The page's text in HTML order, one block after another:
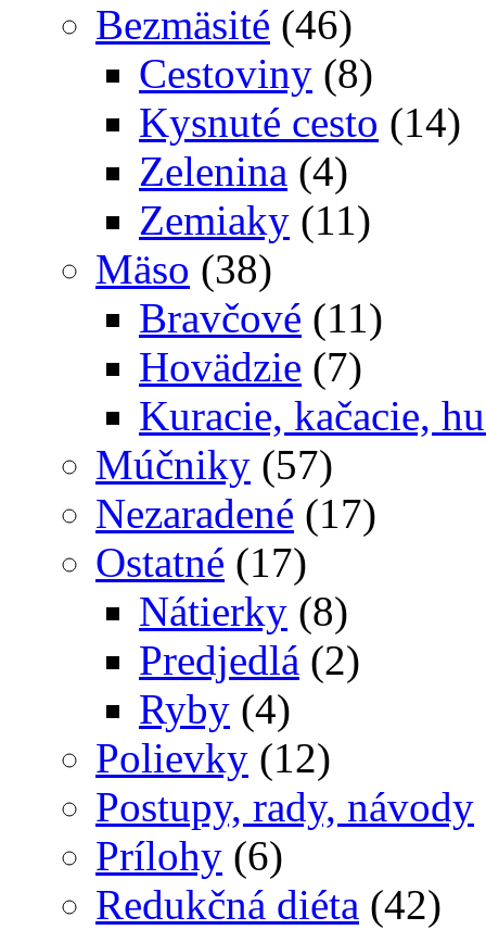
Bezmäsité (46)
Cestoviny (8)
Kysnuté cesto (14)
Zelenina (4)
Zemiaky (11)
Mäso (38)
Bravčové (11)
Hovädzie (7)
Kuracie, kačacie,
Múčniky (57)
Nezaradené (17)
Ostatné (17)
Nátierky (8)
Predjedlá (2)
Ryby (4)
Polievky (12)
Postupy, rady, návody
Prílohy (6)
Redukčná diéta (42)